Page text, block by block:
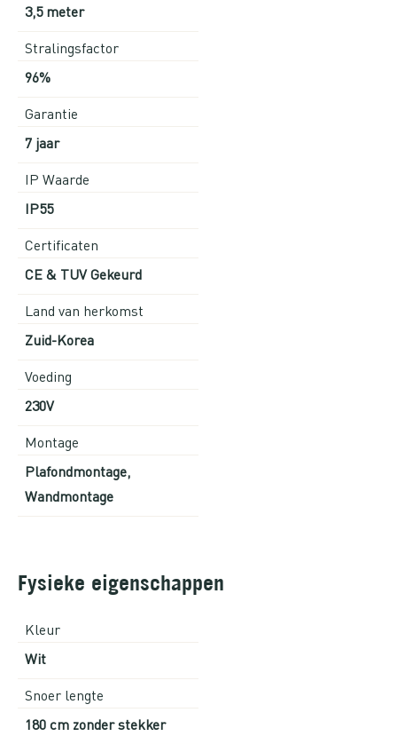
3,5 meter
Stralingsfactor
96%
Garantie
7 jaar
IP Waarde
IP55
Certificaten
CE & TUV Gekeurd
Land van herkomst
Zuid-Korea
Voeding
230V
Montage
Plafondmontage,
Wandmontage
Fysieke eigenschappen
Kleur
Wit
Snoer lengte
180 cm zonder stekker